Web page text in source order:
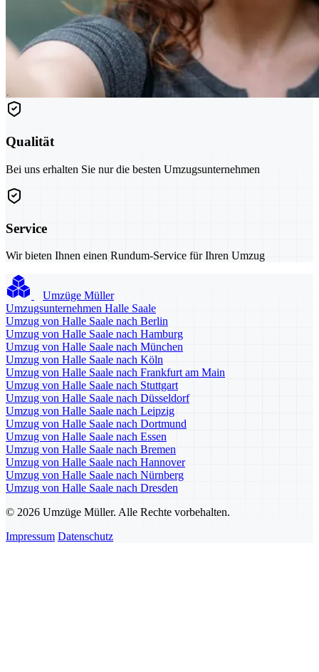
Qualität
Bei uns erhalten Sie nur die besten Umzugsunternehmen
Service
Wir bieten Ihnen einen Rundum-Service für Ihren Umzug
Umzüge Müller
Umzugsunternehmen Halle Saale
Umzug von Halle Saale nach Berlin
Umzug von Halle Saale nach Hamburg
Umzug von Halle Saale nach München
Umzug von Halle Saale nach Köln
Umzug von Halle Saale nach Frankfurt am Main
Umzug von Halle Saale nach Stuttgart
Umzug von Halle Saale nach Düsseldorf
Umzug von Halle Saale nach Leipzig
Umzug von Halle Saale nach Dortmund
Umzug von Halle Saale nach Essen
Umzug von Halle Saale nach Bremen
Umzug von Halle Saale nach Hannover
Umzug von Halle Saale nach Nürnberg
Umzug von Halle Saale nach Dresden
© 2026 Umzüge Müller. Alle Rechte vorbehalten.
Impressum Datenschutz